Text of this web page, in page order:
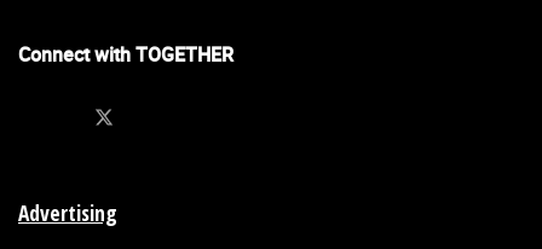
Connect with TOGETHER
Advertising